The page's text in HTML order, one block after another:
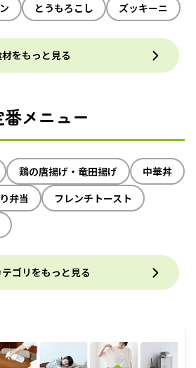
とうもろこし ズッキーニ
をもっと見る
番メニュー
鶏の唐揚げ・竜田揚げ
中華丼
弁当
フレンチトースト
ゴリをもっと見る